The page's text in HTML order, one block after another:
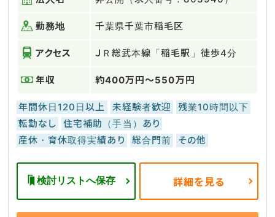
勤務地 千葉県千葉市稲毛区
アクセス ＪＲ総武本線「稲毛駅」徒歩4分
年収 約400万円～550万円
年間休日120日以上 未経験者歓迎
残業10時間以下
転勤なし
住宅補助（手当）あり
産休・育休取得実績あり
総合門前 その他
検討リストへ保存 詳細を見る